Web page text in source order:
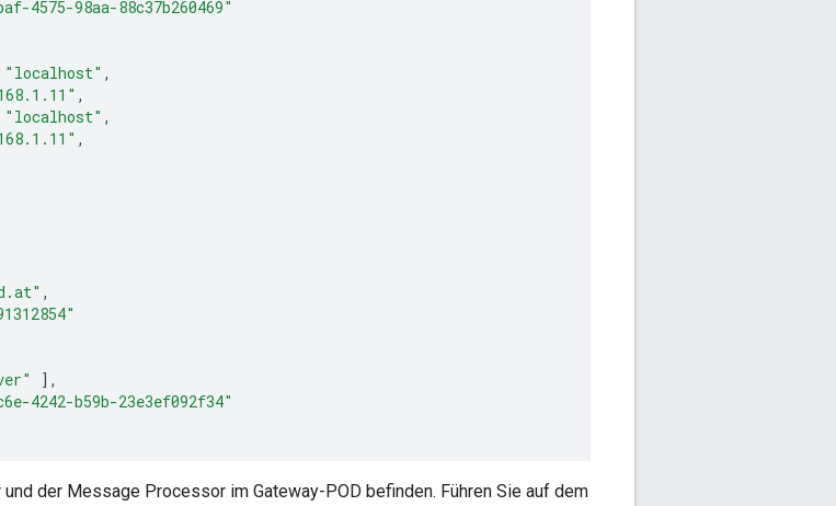
4575-98aa-88c37b260469"
"localhost" ,
,
"localhost" ,
,
,
],
4242-b59b-23e3ef092f34"
der Message Processor im Gateway-POD befinden. Führen Sie auf dem